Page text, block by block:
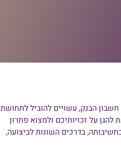
הבנק, עשויים להוביל לתחושת
על זכויותיכם ולמצוא פתרון
בדרכים השונות לביצועה,